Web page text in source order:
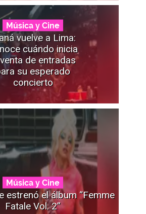
Música y Cine
vuelve a Lima:
cuándo inicia
de entradas
su esperado
concierto
Música y Cine
estrenó el álbum “Femme
Fatale Vol. 2”